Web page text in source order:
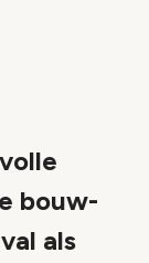
bouw-
als